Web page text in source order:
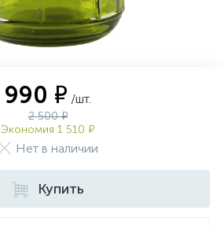
990 ₽ /шт.
2 500 ₽
Экономия 1 510 ₽
Нет в наличии
Купить